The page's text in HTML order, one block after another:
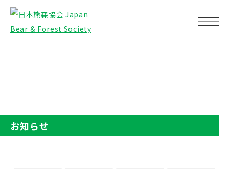
お知らせ